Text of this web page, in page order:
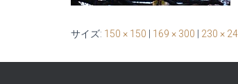
サイズ: 150 × 150 169 × 300 230 ×